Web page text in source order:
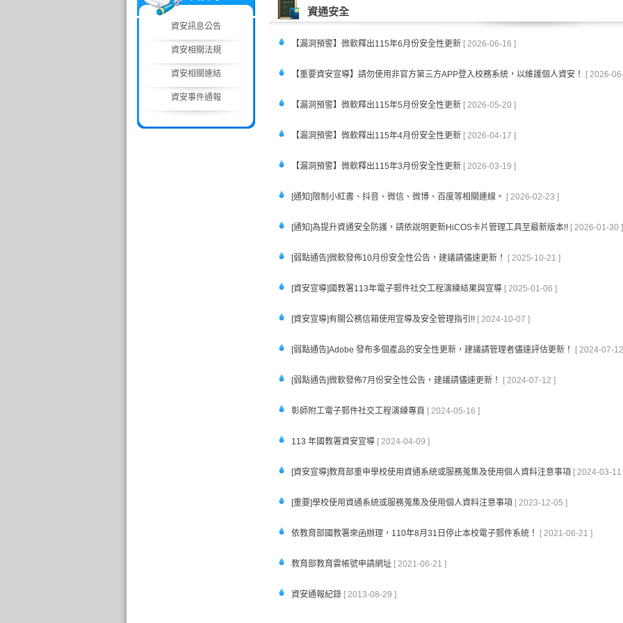
資安訊息公告
資安相關法規
資安相關連結
資安事件通報
資通安全
【漏洞預警】微軟釋出115年6月份安全性更新 [ 2026-06-16 ]
【重要資安宣導】請勿使用非官方第三方APP登入校務系統，以維護個人資安！ [ 2026-
【漏洞預警】微軟釋出115年5月份安全性更新 [ 2026-05-20 ]
【漏洞預警】微軟釋出115年4月份安全性更新 [ 2026-04-17 ]
【漏洞預警】微軟釋出115年3月份安全性更新 [ 2026-03-19 ]
[通知]限制小紅書、抖音、微信、微博、百度等相關連線。 [ 2026-02-23 ]
[通知]為提升資通安全防護，請依說明更新HiCOS卡片管理工具至最新版本!! [ 2026-01-30 ]
[弱點通告]微軟發佈10月份安全性公告，建議請儘速更新！ [ 2025-10-21 ]
[資安宣導]國教署113年電子郵件社交工程演練結果與宣導 [ 2025-01-06 ]
[資安宣導]有關公務信箱使用宣導及安全管理指引!! [ 2024-10-07 ]
[弱點通告]Adobe 發布多個產品的安全性更新，建議請管理者儘速評估更新！ [ 2024-07-
[弱點通告]微軟發佈7月份安全性公告，建議請儘速更新！ [ 2024-07-12 ]
彰師附工電子郵件社交工程演練專頁 [ 2024-05-16 ]
113 年國教署資安宣導 [ 2024-04-09 ]
[資安宣導]教育部重申學校使用資通系統或服務蒐集及使用個人資料注意事項 [ 2024-03-11
[重要]學校使用資通系統或服務蒐集及使用個人資料注意事項 [ 2023-12-05 ]
依教育部國教署來函辦理，110年8月31日停止本校電子郵件系統！ [ 2021-06-21 ]
教育部教育雲帳號申請網址 [ 2021-06-21 ]
資安通報紀錄 [ 2013-08-29 ]